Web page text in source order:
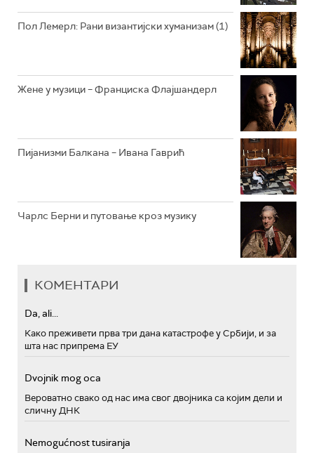
РАДИО ЏЕЗЕР
Пол Лемерл: Рани византијски хуманизам (1)
Жене у музици – Франциска Флајшандерл
Пијанизми Балкана – Ивана Гаврић
Чарлс Берни и путовање кроз музику
КОМЕНТАРИ
Da, ali...
Како преживети прва три дана катастрофе у Србији, и за
шта нас припрема ЕУ
Dvojnik mog oca
Вероватно свако од нас има свог двојника са којим дели и
сличну ДНК
Nemogućnost tusiranja